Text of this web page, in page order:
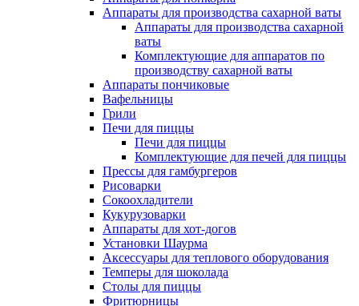
Аппараты для производства сахарной ваты
Аппараты для производства сахарной
ваты
Комплектующие для аппаратов по
производству сахарной ваты
Аппараты пончиковые
Вафельницы
Грили
Печи для пиццы
Печи для пиццы
Комплектующие для печей для пиццы
Прессы для гамбургеров
Рисоварки
Сокоохладители
Кукурузоварки
Аппараты для хот-догов
Установки Шаурма
Аксессуары для теплового оборудования
Темперы для шоколада
Столы для пиццы
Фритюрницы